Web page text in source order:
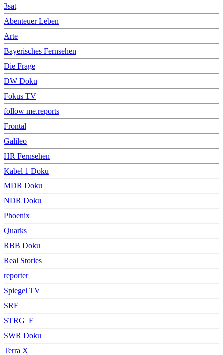
3sat
Abenteuer Leben
Arte
Bayerisches Fernsehen
Die Frage
DW Doku
Fokus TV
follow me.reports
Frontal
Galileo
HR Fernsehen
Kabel 1 Doku
MDR Doku
NDR Doku
Phoenix
Quarks
RBB Doku
Real Stories
reporter
Spiegel TV
SRF
STRG_F
SWR Doku
Terra X